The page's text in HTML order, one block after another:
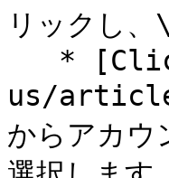
リックし
us/
からアカ